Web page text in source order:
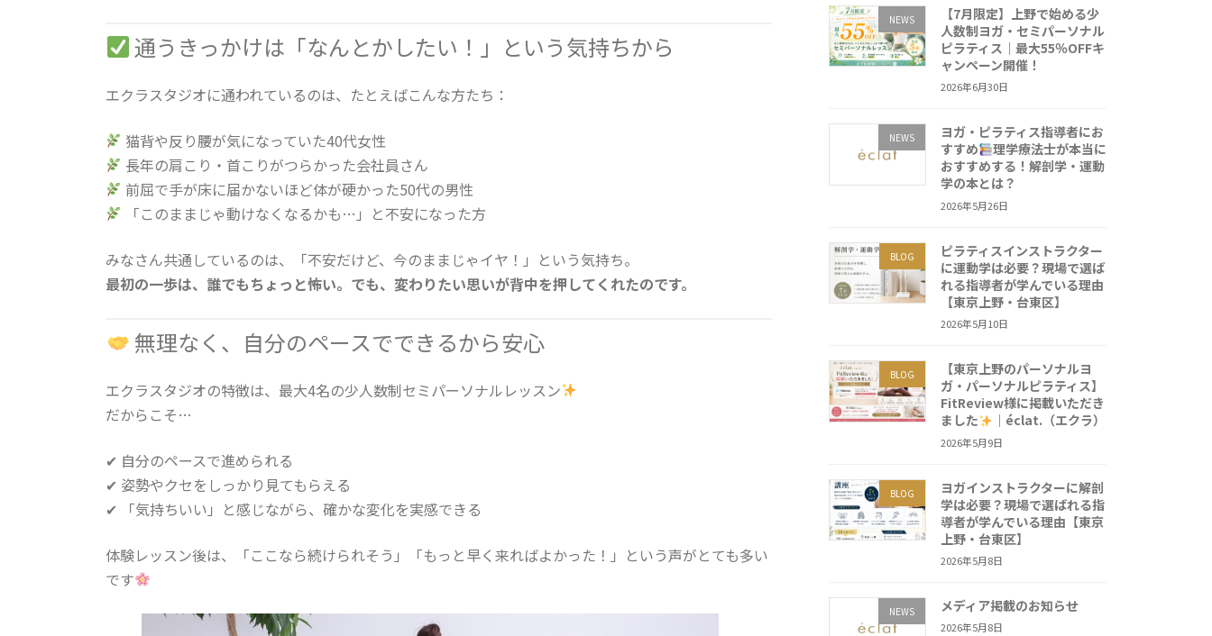
通うきっかけは「なんとかしたい！」という気持ちから
エクラスタジオに通われているのは、たとえばこんな方たち：
猫背や反り腰が気になっていた40代女性
長年の肩こり・首こりがつらかった会社員さん
前屈で手が床に届かないほど体が硬かった50代の男性
「このままじゃ動けなくなるかも…」と不安になった方
みなさん共通しているのは、「不安だけど、今のままじゃイヤ！」という気持ち。
最初の一歩は、誰でもちょっと怖い。でも、変わりたい思いが背中を押してくれたのです。
無理なく、自分のペースでできるから安心
エクラスタジオの特徴は、最大4名の少人数制セミパーソナルレッスン
だからこそ…
✔ 自分のペースで進められる
✔ 姿勢やクセをしっかり見てもらえる
✔ 「気持ちいい」と感じながら、確かな変化を実感できる
体験レッスン後は、「ここなら続けられそう」「もっと早く来ればよかった！」という声がとても多い
です
NEWS
【7月限定】上野で始める少
人数制ヨガ・セミパーソナル
ピラティス｜最大55％OFFキ
ャンペーン開催！
2026年6月30日
NEWS
ヨガ・ピラティス指導者にお
すすめ
理学療法士が本当に
おすすめする！解剖学・運動
学の本とは？
2026年5月26日
BLOG
ピラティスインストラクター
に運動学は必要？現場で選ば
れる指導者が学んでいる理由
【東京上野・台東区】
2026年5月10日
BLOG
【東京上野のパーソナルヨ
ガ・パーソナルピラティス】
FitReview様に掲載いただき
ました
｜éclat.（エクラ）
2026年5月9日
BLOG
ヨガインストラクターに解剖
学は必要？現場で選ばれる指
導者が学んでいる理由【東京
上野・台東区】
2026年5月8日
NEWS メディア掲載のお知らせ
2026年5月8日